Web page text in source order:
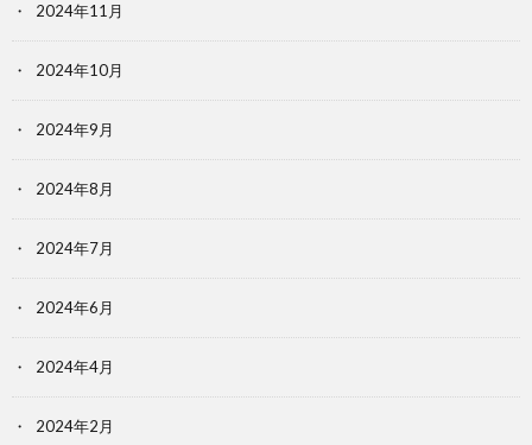
2024年11月
2024年10月
2024年9月
2024年8月
2024年7月
2024年6月
2024年4月
2024年2月